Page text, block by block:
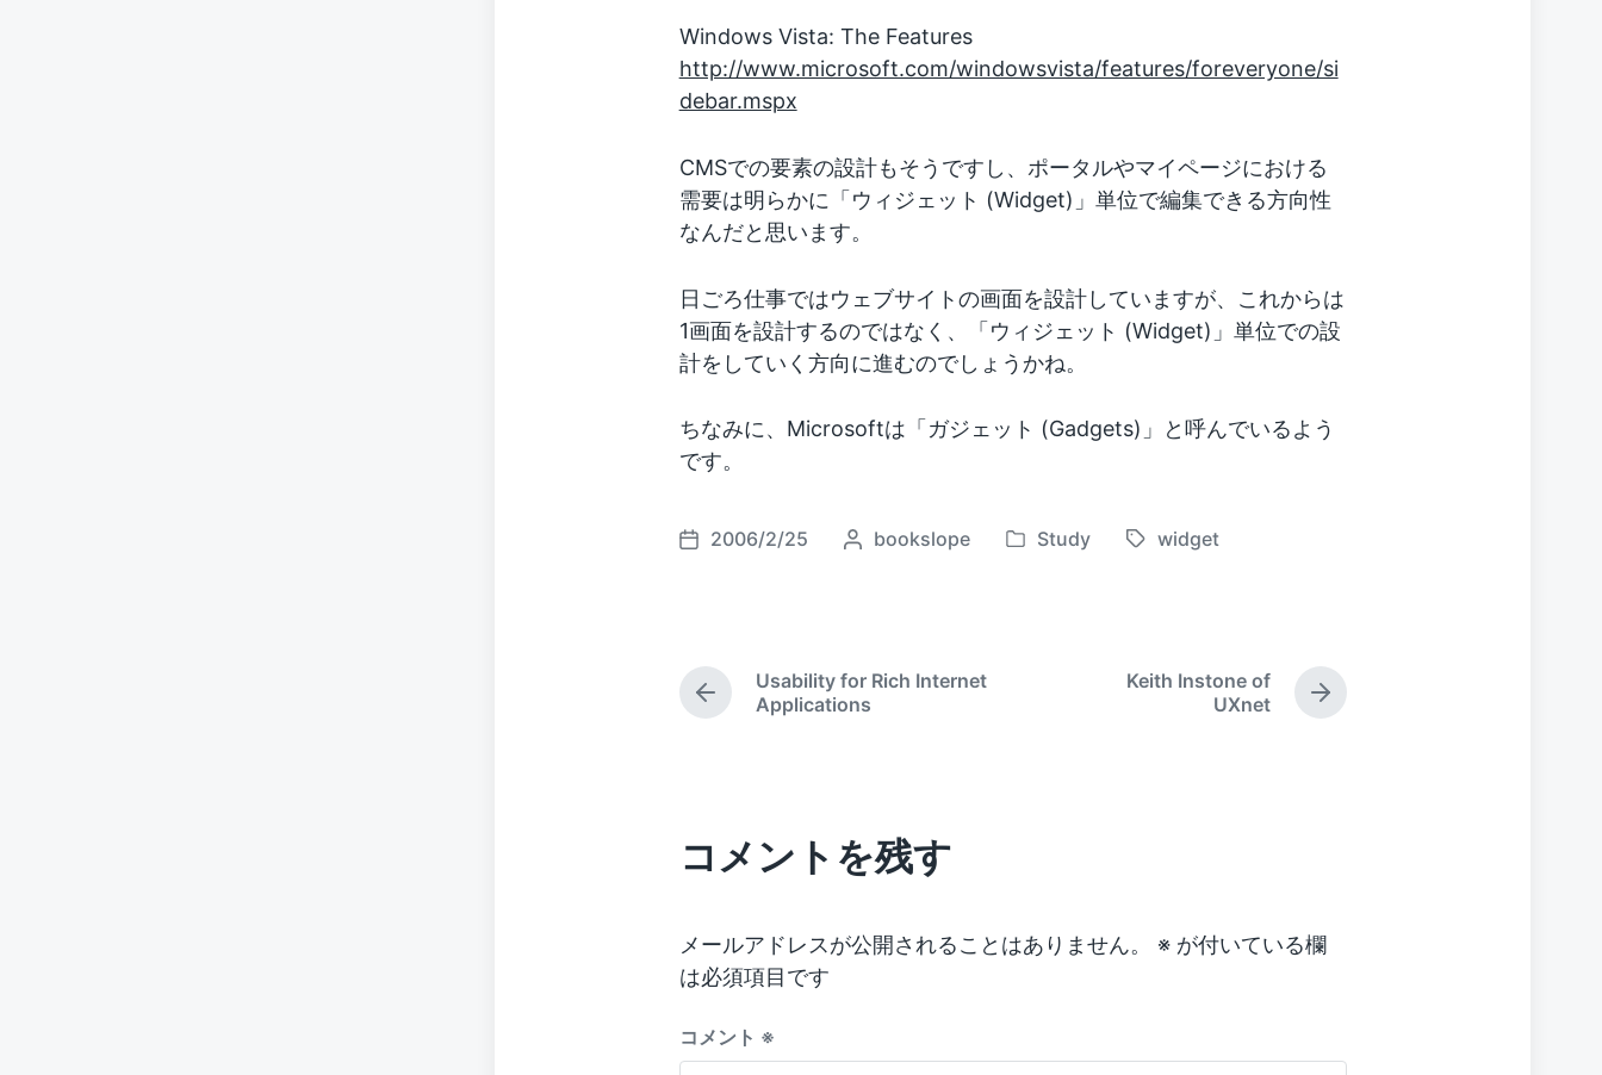
Windows Vista: The Features
http://www.microsoft.com/windowsvista/features/foreveryone/si
debar.mspx
CMSでの要素の設計もそうですし、ポータルやマイページにおける
需要は明らかに「ウィジェット (Widget)」単位で編集できる方向性
なんだと思います。
日ごろ仕事ではウェブサイトの画面を設計していますが、これからは
1画面を設計するのではなく、「ウィジェット (Widget)」単位での設
計をしていく方向に進むのでしょうかね。
ちなみに、Microsoftは「ガジェット (Gadgets)」と呼んでいるよう
です。
P
d
a
2006/2/25
P
d
b
bookslope
P
Study
T
d
widget
P
r
u
s
s
t
:
Usability for Rich Internet
Applications
N
e
Keith Instone of
UXnet
コメントを残す
メールアドレスが公開されることはありません。 ※が付いている欄
は必須項目です
コメント ※